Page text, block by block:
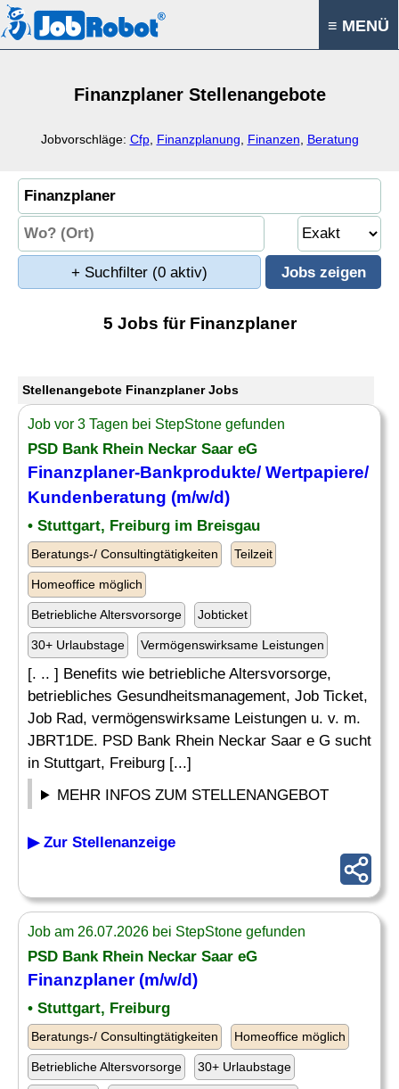
≡ MENÜ
Finanzplaner Stellenangebote
Jobvorschläge: Cfp, Finanzplanung Finanzen Beratung
+ Suchfilter (0 aktiv)
5 Jobs für Finanzplaner
Stellenangebote Finanzplaner Jobs
Job vor 3 Tagen bei StepStone gefunden
PSD Bank Rhein Neckar Saar eG
Finanzplaner-Bankprodukte/ Wertpapiere/
Kundenberatung (m/w/d)
• Stuttgart, Freiburg im Breisgau
Beratungs-/ Consultingtätigkeiten Teilzeit
Homeoffice möglich
Betriebliche Altersvorsorge Jobticket
30+ Urlaubstage Vermögenswirksame Leistungen
[. .. ] Benefits wie betriebliche Altersvorsorge,
betriebliches Gesundheitsmanagement, Job Ticket,
Job Rad, vermögenswirksame Leistungen u. v. m.
JBRT1DE. PSD Bank Rhein Neckar Saar e G sucht
in Stuttgart, Freiburg [...]
MEHR INFOS ZUM STELLENANGEBOT
▶ Zur Stellenanzeige
Job am 26.07.2026 bei StepStone gefunden
PSD Bank Rhein Neckar Saar eG
Finanzplaner(m/w/d)
• Stuttgart, Freiburg
Beratungs-/ Consultingtätigkeiten Homeoffice möglich
Betriebliche Altersvorsorge 30+ Urlaubstage